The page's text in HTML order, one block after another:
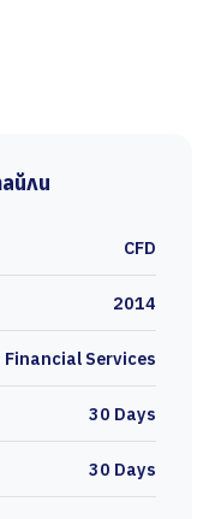
CFD
2014
Financial Services
30 Days
30 Days